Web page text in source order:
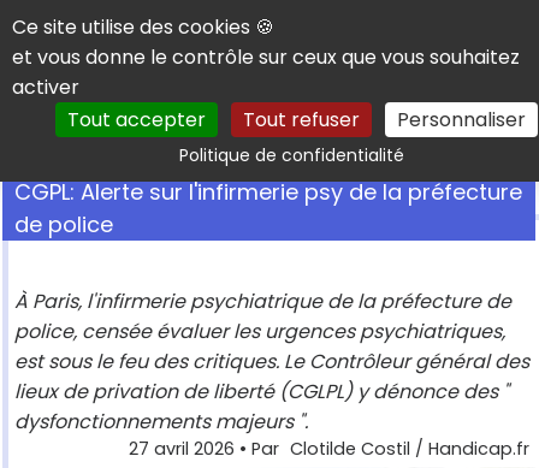
Panneau de gestion des cookies
Ce site utilise des cookies 🍪
et vous donne le contrôle sur ceux que vous souhaitez
activer
Tout accepter
Tout refuser Personnaliser
Politique de confidentialitéRechercher
CGPL: Alerte sur l'infirmerie psy de la préfecture
de police
À Paris, l'infirmerie psychiatrique de la préfecture de
police, censée évaluer les urgences psychiatriques,
est sous le feu des critiques. Le Contrôleur général des
lieux de privation de liberté (CGLPL) y dénonce des "
dysfonctionnements majeurs ".
27 avril 2026 • Par Clotilde Costil / Handicap.fr